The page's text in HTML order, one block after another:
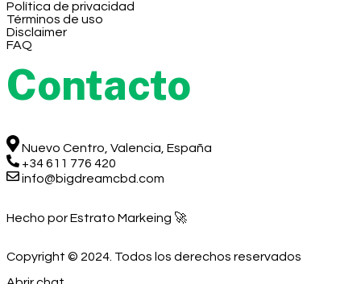
Política de privacidad
Términos de uso
Disclaimer
FAQ
Contacto
Nuevo Centro, Valencia, España
+34 611 776 420
info@bigdreamcbd.com
Hecho por Estrato Markeing 🚀
Copyright © 2024. Todos los derechos reservados